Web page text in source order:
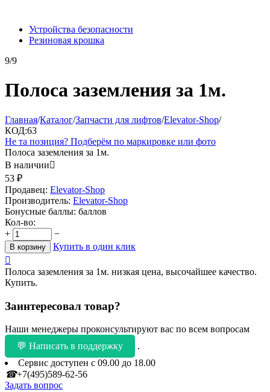
Устройства безопасности
Резиновая крошка
9/9
Полоса заземления за 1м.
Главная/Каталог/Запчасти для лифтов/Elevator-Shop/
КОД:63
Не та позиция? Подберём по маркировке или фото
Полоса заземления за 1м.
В наличии
53 ₽
Продавец: Elevator-Shop
Производитель: Elevator-Shop
Бонусные баллы: баллов
Кол-во:
+
−
В корзину
Купить в один клик

Полоса заземления за 1м. низкая цена, высочайшее качество.
Купить.
Заинтересовал товар?
Наши менеджеры проконсультируют вас по всем вопросам
💬 Написать в поддержку
.
Сервис доступен с 09.00 до 18.00
☎+7(495)589-62-56
Задать вопрос